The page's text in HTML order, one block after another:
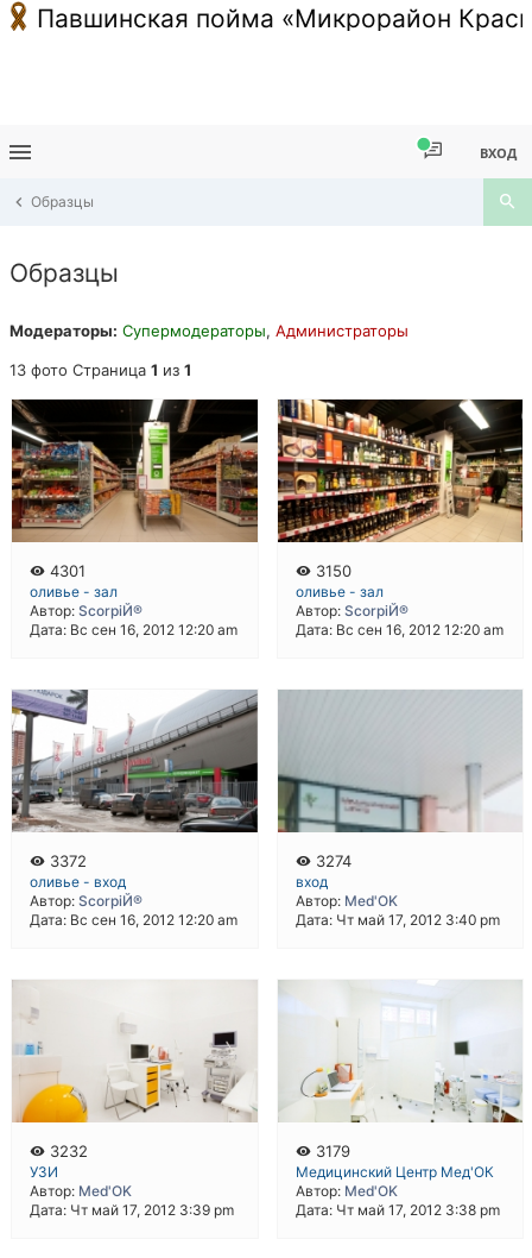
Павшинская пойма «Микрорайон
ВХОД
Образцы
Образцы
Модераторы: Супермодераторы, Администраторы
13 фото Страница 1 из 1
4301
оливье - зал
Автор: ScorpiЙ®
Дата: Вс сен 16, 2012 12:20 am
3150
оливье - зал
Автор: ScorpiЙ®
Дата: Вс сен 16, 2012 12:20 am
3372
оливье - вход
Автор: ScorpiЙ®
Дата: Вс сен 16, 2012 12:20 am
3274
вход
Автор: Med'OK
Дата: Чт май 17, 2012 3:40 pm
3232
УЗИ
Автор: Med'OK
Дата: Чт май 17, 2012 3:39 pm
3179
Медицинский Центр Мед'ОК
Автор: Med'OK
Дата: Чт май 17, 2012 3:38 pm